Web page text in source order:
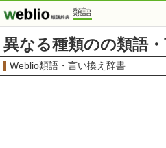
類語
異なる種類のの類語
Weblio類語・言い換え辞書